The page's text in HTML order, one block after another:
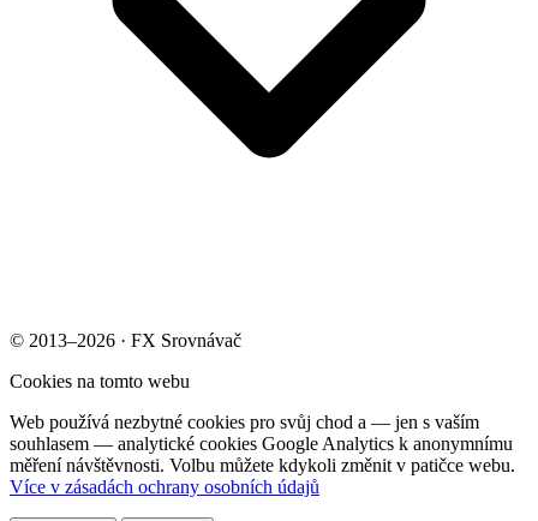
© 2013–2026 · FX Srovnávač
Cookies na tomto webu
Web používá nezbytné cookies pro svůj chod a — jen s vaším
souhlasem — analytické cookies Google Analytics k anonymnímu
měření návštěvnosti. Volbu můžete kdykoli změnit v patičce webu.
Více v zásadách ochrany osobních údajů